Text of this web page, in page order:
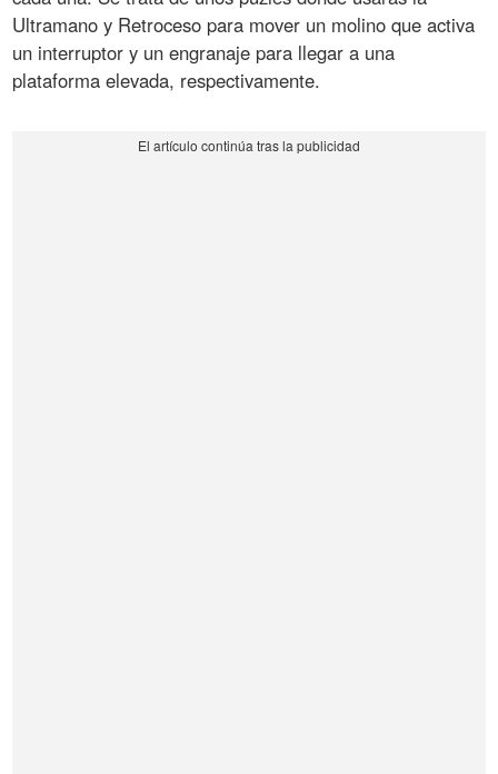
Ultramano y Retroceso para mover un molino que activa
un interruptor y un engranaje para llegar a una
plataforma elevada, respectivamente.